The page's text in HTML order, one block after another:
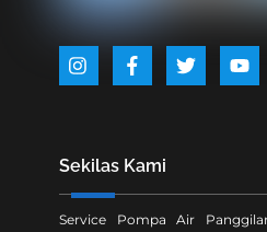
Icon
Icon
Icon
Icon
Sekilas Kami
Service Pompa Air